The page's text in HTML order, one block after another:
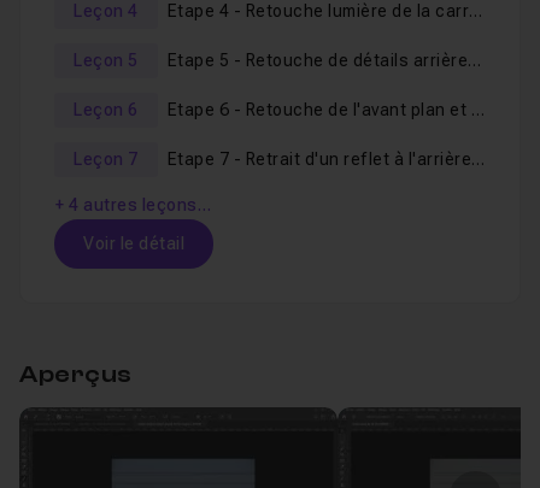
n'hésitez pas si le besoin s'en fait sentir, à accélérer la
vidéo, l'outil de visionnage le permet.
Je vous souhaite une bonne formation et vous dis à tout
de suite dans la première vidéo de ce nouvel atelier.
Leçon 4 Etape 4 - Retouche lumière de la carrosserie
Leçon 5 Etape 5 - Retouche de détails arrières voiture
Leçon 6 Etape 6 - Retouche de l'avant plan et correction lumière globale
Leçon 7 Etape 7 - Retrait d'un reflet à l'arrière de la carrosserie
+ 4 autres leçons…
Voir le détail
Aperçus